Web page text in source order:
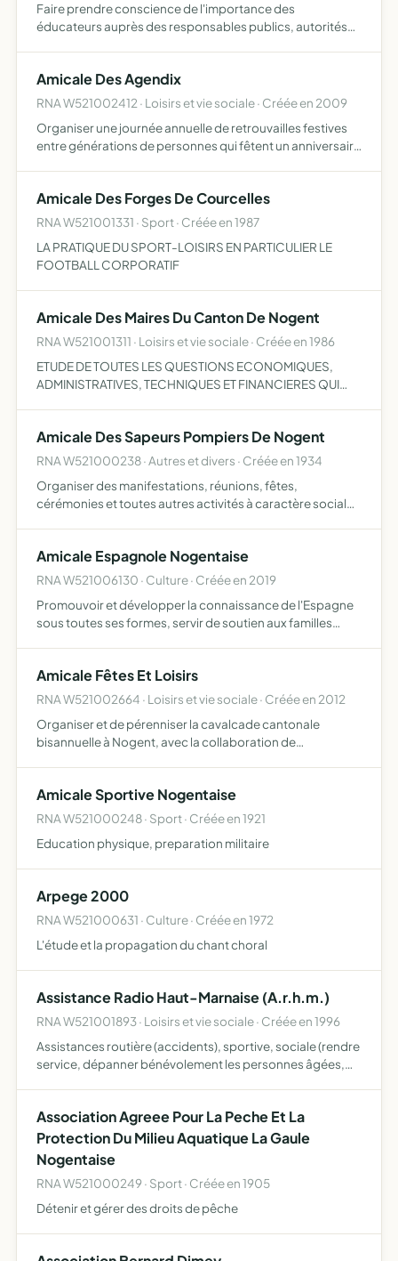
Faire prendre conscience de l'importance des
éducateurs auprès des responsables publics, autorités
en …
Amicale Des Agendix
RNA W521002412 · Loisirs et vie sociale · Créée en 2009
Organiser une journée annuelle de retrouvailles festives
entre générations de personnes qui fêtent un anniversaire
Amicale Des Forges De Courcelles
RNA W521001331 · Sport · Créée en 1987
LA PRATIQUE DU SPORT-LOISIRS EN PARTICULIER LE
FOOTBALL CORPORATIF
Amicale Des Maires Du Canton De Nogent
RNA W521001311 · Loisirs et vie sociale · Créée en 1986
ETUDE DE TOUTES LES QUESTIONS ECONOMIQUES,
ADMINISTRATIVES, TECHNIQUES ET FINANCIERES QUI
POUVOIRS PUBLICS LA COHESION ENTRE SES MEM…
Amicale Des Sapeurs Pompiers De Nogent
RNA W521000238 · Autres et divers · Créée en 1934
Organiser des manifestations, réunions, fêtes,
cérémonies et toutes autres activités à caractère social
dispos…
Amicale Espagnole Nogentaise
RNA W521006130 · Culture · Créée en 2019
Promouvoir et développer la connaissance de l'Espagne
sous toutes ses formes, servir de soutien aux familles
rencont…
Amicale Fêtes Et Loisirs
RNA W521002664 · Loisirs et vie sociale · Créée en 2012
Organiser et de pérenniser la cavalcade cantonale
bisannuelle à Nogent, avec la collaboration de
solidarité, l'en…
Amicale Sportive Nogentaise
RNA W521000248 · Sport · Créée en 1921
Education physique, preparation militaire
Arpege 2000
RNA W521000631 · Culture · Créée en 1972
L'étude et la propagation du chant choral
Assistance Radio Haut-Marnaise (A.r.h.m.)
RNA W521001893 · Loisirs et vie sociale · Créée en 1996
Assistances routière (accidents), sportive, sociale (rendre
service, dépanner bénévolement les personnes âgées,
Association Agreee Pour La Peche Et La
Protection Du Milieu Aquatique La Gaule
Nogentaise
RNA W521000249 · Sport · Créée en 1905
Détenir et gérer des droits de pêche